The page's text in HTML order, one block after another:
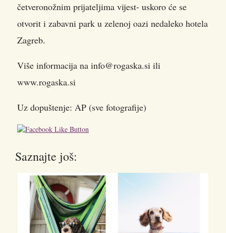
četveronožnim prijateljima vijest- uskoro će se
otvorit i zabavni park u zelenoj oazi nedaleko hotela
Zagreb.
Više informacija na info@rogaska.si ili
www.rogaska.si
Uz dopuštenje: AP (sve fotografije)
Saznajte još: